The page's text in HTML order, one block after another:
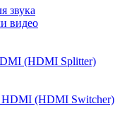
звука
видео
(HDMI Splitter)
HDMI (HDMI Switcher)